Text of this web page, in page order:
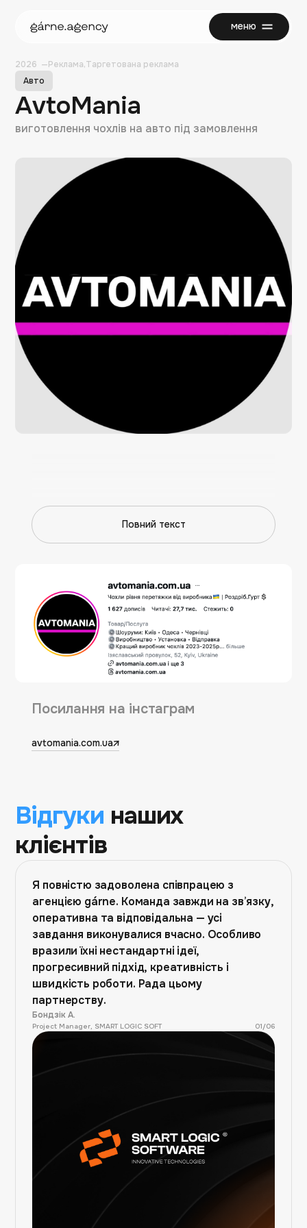
меню
закрити
Авто
Реклама Таргетована реклама
2026
AvtoMania
виготовлення чохлів на авто під замовлення
Повний текст
Посилання на інстаграм
avtomania.com.ua
Відгуки наших
клієнтів
Я повністю задоволена співпрацею з
агенцією gárne. Команда завжди на зв’язку,
оперативна та відповідальна — усі
завдання виконувалися вчасно. Особливо
вразили їхні нестандартні ідеї,
прогресивний підхід, креативність і
швидкість роботи. Рада цьому
партнерству.
Бондзік А.
Project Manager, SMART LOGIC SOFT 01/06